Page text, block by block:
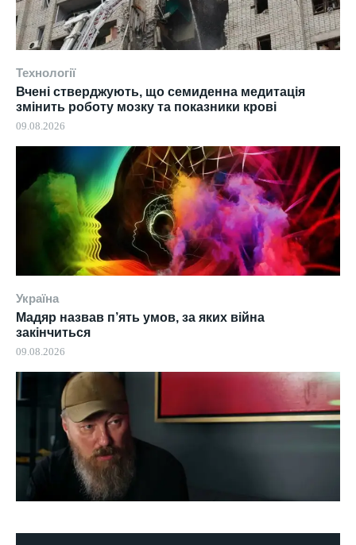
Технології
Вчені стверджують, що семиденна медитація
змінить роботу мозку та показники крові
09.08.2026
Україна
Мадяр назвав п’ять умов, за яких війна
закінчиться
09.08.2026